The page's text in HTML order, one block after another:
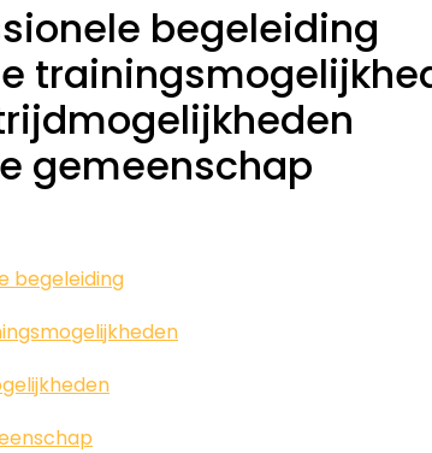
begeleiding
gemeenschap
begeleiding